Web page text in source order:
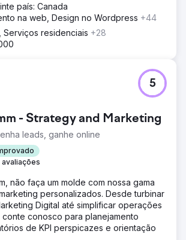
país: Canada
na web, Design no Wordpress +44
Serviços residenciais +28
- Strategy and Marketing
leads, ganhe online
avaliações
5
não faça um molde com nossa gama
personalizados. Desde turbinar
Digital até simplificar operações
conosco para planejamento
de KPI perspicazes e orientação